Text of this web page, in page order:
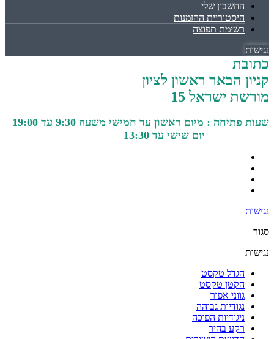
החשבון שלי
היסטוריית ההזמנות
רשימת תפוצה
נגישות
כתובת
קניון הבאר ראשון לציון
מורשת ישראל 15
שעות פתיחה : מיום ראשון עד חמישי משעה 9:30 עד 19:00
יום שישי עד 13:30
נגישות
סגור
נגישות
הגדל טקסט
הקטן טקסט
גווני אפור
נגודיות גבוהה
ניגודיות הפוכה
רקע בהיר